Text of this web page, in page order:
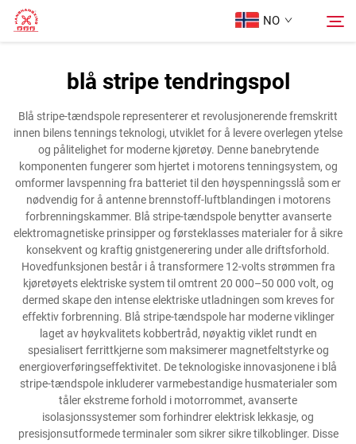
NO
Produkter
Om oss
Tilfeller
Kontakt Oss
Søk
blå stripe tendringspol
Blå stripe-tændspole representerer et revolusjonerende fremskritt
innen bilens tennings teknologi, utviklet for å levere overlegen ytelse
og pålitelighet for moderne kjøretøy. Denne banebrytende
komponenten fungerer som hjertet i motorens tenningsystem, og
omformer lavspenning fra batteriet til den høyspenningsslå som er
nødvendig for å antenne brennstoff-luftblandingen i motorens
forbrenningskammer. Blå stripe-tændspole benytter avanserte
elektromagnetiske prinsipper og førsteklasses materialer for å sikre
konsekvent og kraftig gnistgenerering under alle driftsforhold.
Hovedfunksjonen består i å transformere 12-volts strømmen fra
kjøretøyets elektriske system til omtrent 20 000–50 000 volt, og
dermed skape den intense elektriske utladningen som kreves for
effektiv forbrenning. Blå stripe-tændspole har moderne viklinger
laget av høykvalitets kobbertråd, nøyaktig viklet rundt en
spesialisert ferrittkjerne som maksimerer magnetfeltstyrke og
energioverføringseffektivitet. De teknologiske innovasjonene i blå
stripe-tændspole inkluderer varmebestandige husmaterialer som
tåler ekstreme forhold i motorrommet, avanserte
isolasjonssystemer som forhindrer elektrisk lekkasje, og
presisjonsutformede terminaler som sikrer sikre tilkoblinger. Disse